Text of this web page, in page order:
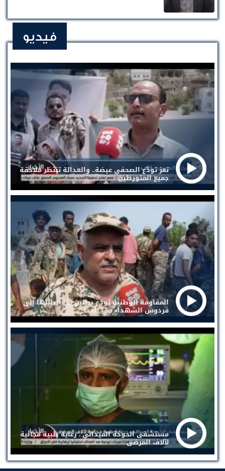
فيديو
تعز تودّع الصحفي عيضة.. والعدالة تنتظر ملاحقة
جميع المتورطين
المقاومة الوطنية تودع بطلين من أبطالها إلى
فردوس الشهداء في المخا
مستشفى الخوخة الميداني . رعاية طبية مجانية
لآلاف المرضى